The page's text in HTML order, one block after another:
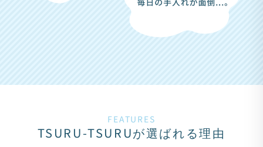
FEATURES
TSURU-TSURUが選ばれる理由